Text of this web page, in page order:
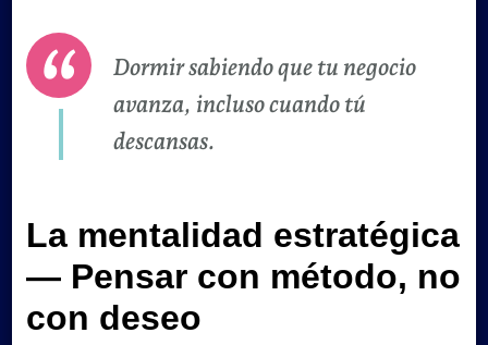
Dormir sabiendo que tu negocio
avanza, incluso cuando tú
descansas.
La mentalidad estratégica
— Pensar con método, no
con deseo